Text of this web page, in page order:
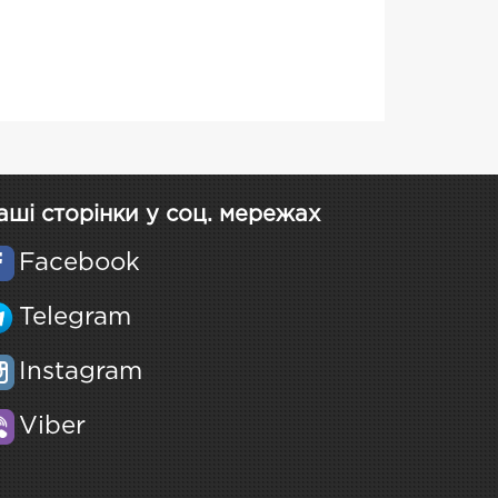
сторінки у соц. мережах
Facebook
Telegram
Instagram
Viber